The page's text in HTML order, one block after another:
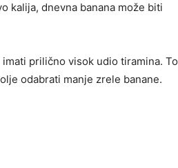
kalija, dnevna banana može biti
prilično visok udio tiramina. To
odabrati manje zrele banane.